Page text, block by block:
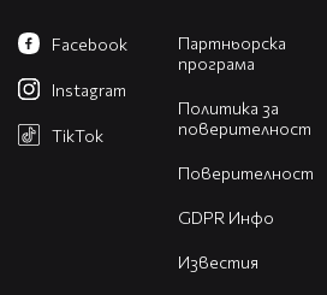
Партньорска
програма
Политика за
поверителност
Поверителност
GDPR Инфо
Известия
Facebook
Instagram
TikTok